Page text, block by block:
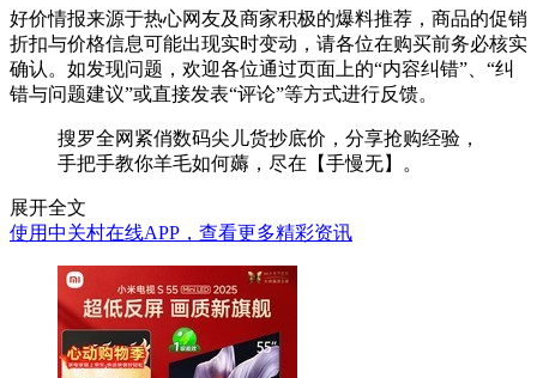
好价情报来源于热心网友及商家积极的爆料推荐，商品的促销
折扣与价格信息可能出现实时变动，请各位在购买前务必核实
确认。如发现问题，欢迎各位通过页面上的“内容纠错”、“纠
错与问题建议”或直接发表“评论”等方式进行反馈。
搜罗全网紧俏数码尖儿货抄底价，分享抢购经验，
手把手教你羊毛如何薅，尽在【手慢无】。
展开全文
使用中关村在线APP，查看更多精彩资讯